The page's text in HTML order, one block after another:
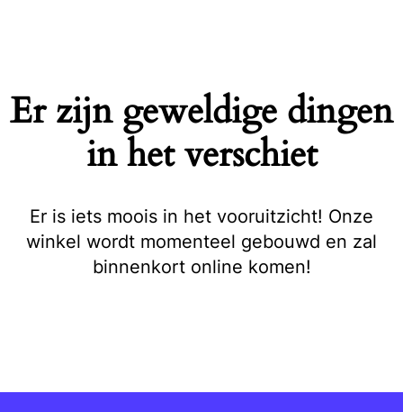
Er zijn geweldige dingen
in het verschiet
Er is iets moois in het vooruitzicht! Onze
winkel wordt momenteel gebouwd en zal
binnenkort online komen!